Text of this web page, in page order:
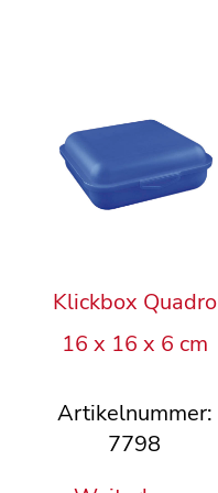
Klickbox Quadro
16 x 16 x 6 cm
Artikelnummer:
7798